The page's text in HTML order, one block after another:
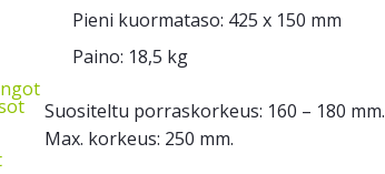
Pieni kuormataso: 425 x 150 mm
Paino: 18,5 kg
Suositeltu porraskorkeus: 160 – 180 mm.
Max. korkeus: 250 mm.